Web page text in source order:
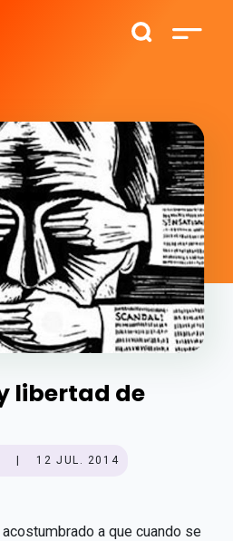
libertad de
12 JUL. 2014
a que cuando se